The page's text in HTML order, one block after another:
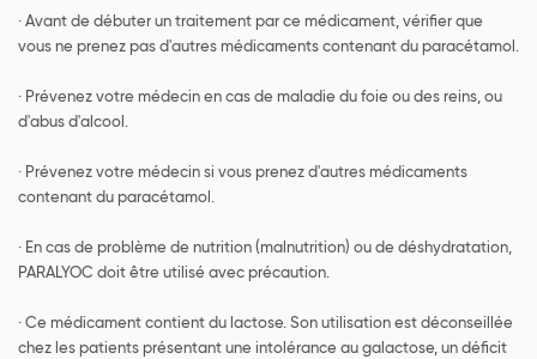
· Avant de débuter un traitement par ce médicament, vérifier que
vous ne prenez pas d'autres médicaments contenant du paracétamol.
· Prévenez votre médecin en cas de maladie du foie ou des reins, ou
d'abus d'alcool.
· Prévenez votre médecin si vous prenez d'autres médicaments
contenant du paracétamol.
· En cas de problème de nutrition (malnutrition) ou de déshydratation,
PARALYOC doit être utilisé avec précaution.
· Ce médicament contient du lactose. Son utilisation est déconseillée
chez les patients présentant une intolérance au galactose, un déficit